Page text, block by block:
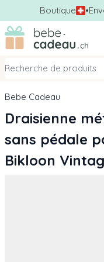
Boutique •
Allez au contenu
Bebe Cadeau
Draisienne
sans pédale
Bikloon